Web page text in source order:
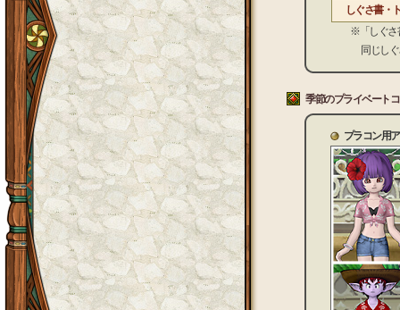
しぐさ書・
※「しぐさ書・
同じしぐさ
季節のプライベート
プラコン用